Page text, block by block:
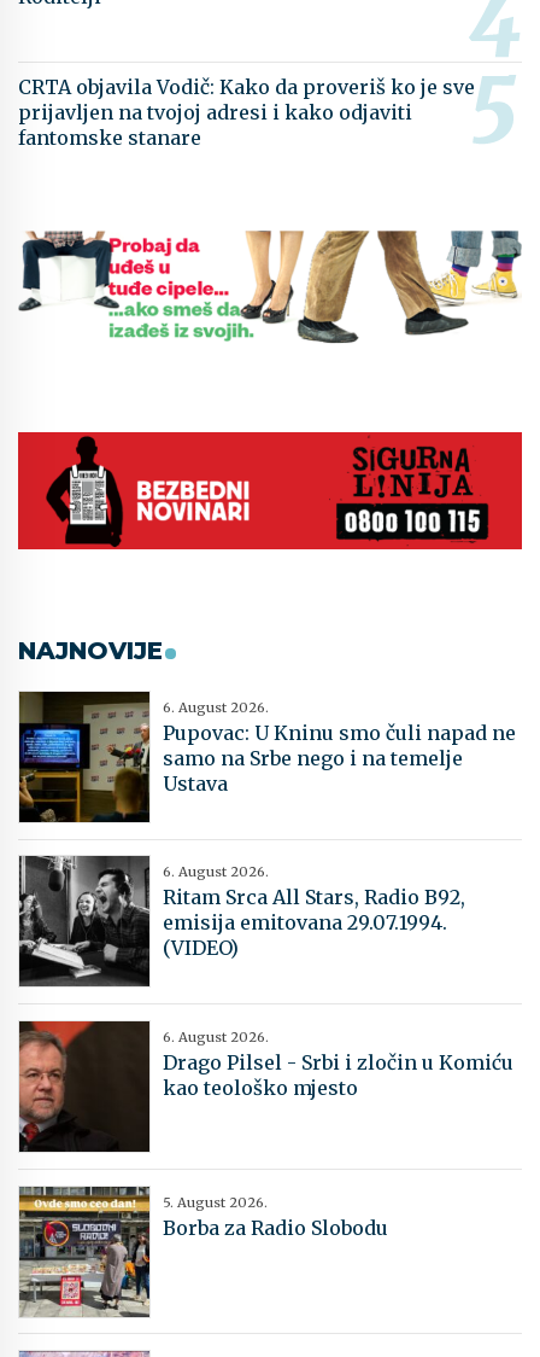
CRTA objavila Vodič: Kako da proveriš ko je sve
prijavljen na tvojoj adresi i kako odjaviti
fantomske stanare
NAJNOVIJE
6. August 2026.
Pupovac: U Kninu smo čuli napad ne
samo na Srbe nego i na temelje
Ustava
6. August 2026.
Ritam Srca All Stars, Radio B92,
emisija emitovana 29.07.1994.
(VIDEO)
6. August 2026.
Drago Pilsel - Srbi i zločin u Komiću
kao teološko mjesto
5. August 2026.
Borba za Radio Slobodu